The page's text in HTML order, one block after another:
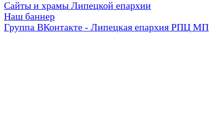
Сайты и храмы Липецкой епархии
Наш баннер
Группа ВКонтакте - Липецкая епархия РПЦ МП